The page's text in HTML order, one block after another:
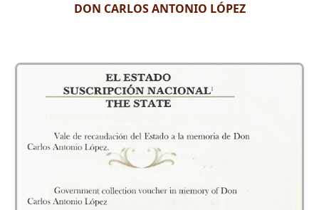
DON CARLOS ANTONIO LÓPEZ